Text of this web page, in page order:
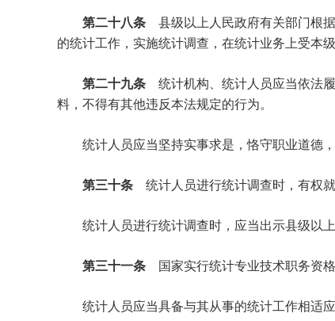
第二十八条 县级以上人民政府有关部门根
的统计工作，实施统计调查，在统计业务上受本
第二十九条 统计机构、统计人员应当依法
料，不得有其他违反本法规定的行为。
统计人员应当坚持实事求是，恪守职业道德，
第三十条 统计人员进行统计调查时，有权
统计人员进行统计调查时，应当出示县级以上
第三十一条 国家实行统计专业技术职务资
统计人员应当具备与其从事的统计工作相适应